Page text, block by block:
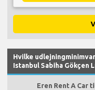
Hvilke
Istanbul Sabiha Gökçen
Eren Rent A Car